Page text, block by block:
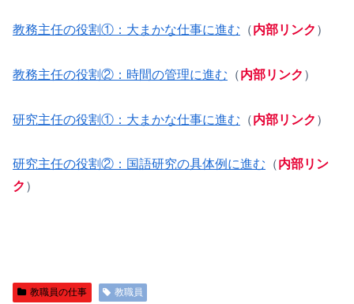
教務主任の役割①：大まかな仕事に進む （内部リンク ）
教務主任の役割②：時間の管理に進む （内部リンク ）
研究主任の役割①：大まかな仕事に進む （内部リンク ）
研究主任の役割②：国語研究の具体例に進む （内部リン
ク ）
教職員の仕事 教職員